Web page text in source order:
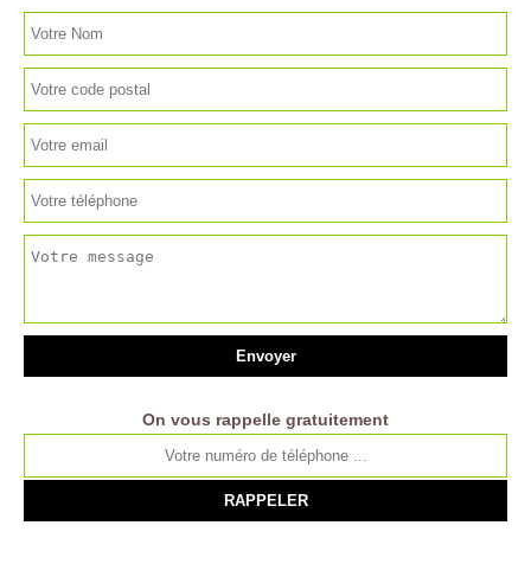
On vous rappelle gratuitement